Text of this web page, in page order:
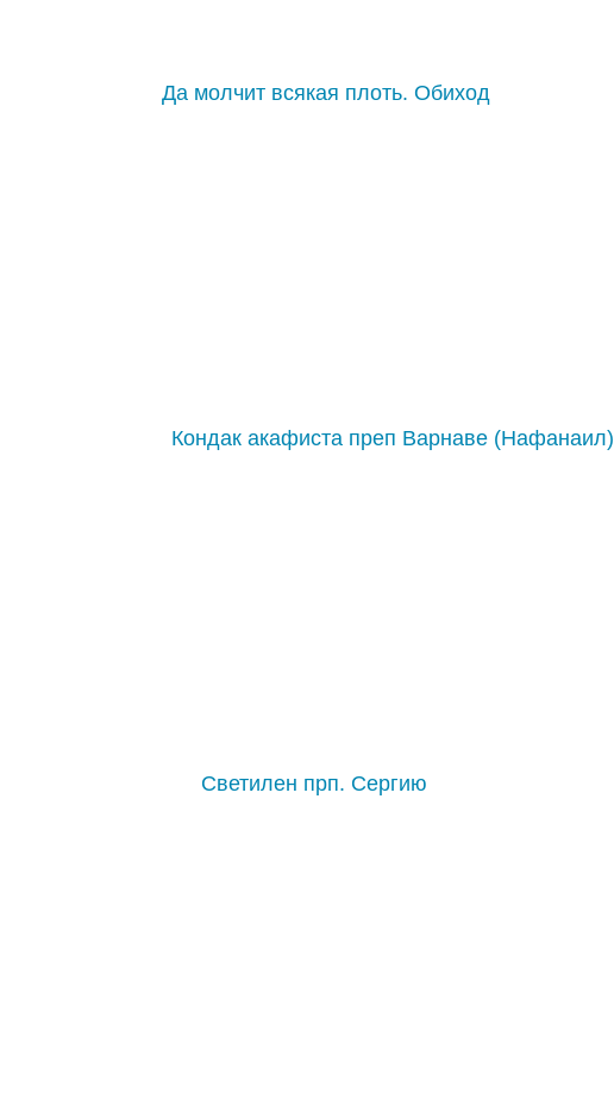
Да молчит всякая плоть. Обиход
Кондак акафиста преп Варнаве (Нафанаил)
Светилен прп. Сергию